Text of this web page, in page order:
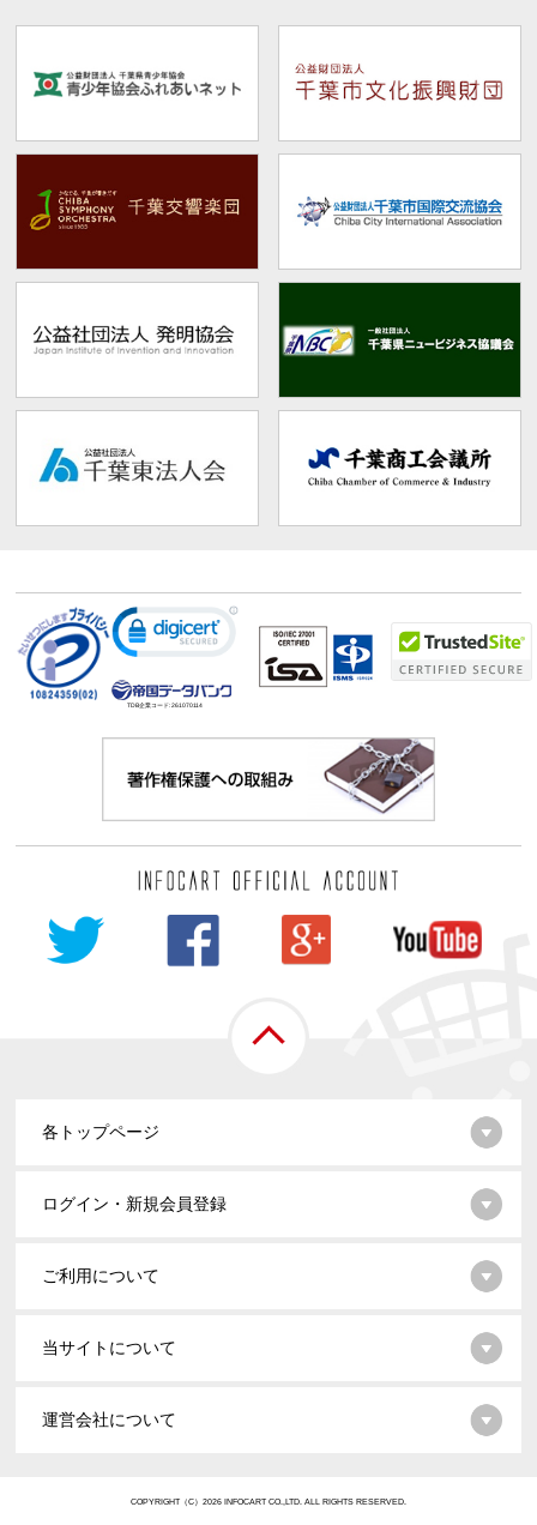
TDB企業コード:261070114
各トップページ
ログイン・新規会員登録
ご利用について
当サイトについて
運営会社について
COPYRIGHT（C）2026 INFOCART CO.,LTD. ALL RIGHTS RESERVED.